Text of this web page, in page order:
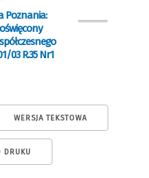
Poznania:
03 R.35 Nr1
WERSJA TEKSTOWA
DRUKU